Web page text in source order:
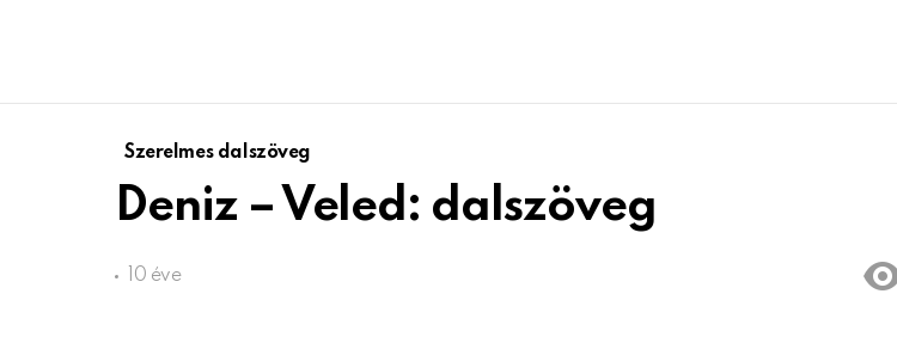
Szerelmes dalszöveg
Deniz – Veled: dalszöveg
10 éve